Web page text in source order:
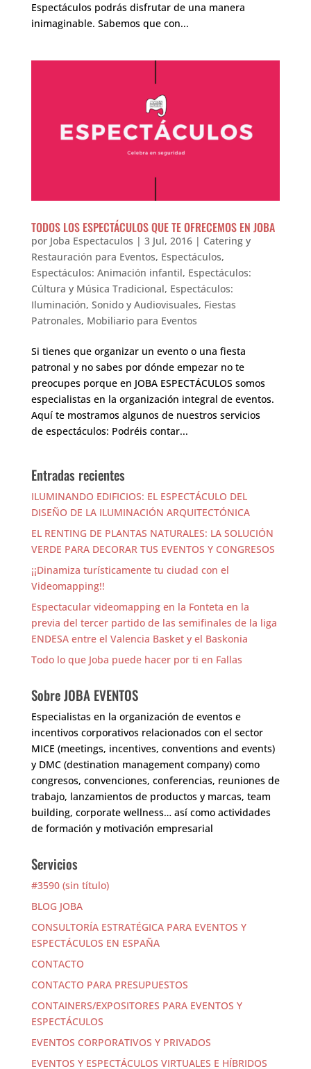
Espectáculos podrás disfrutar de una manera
inimaginable. Sabemos que con...
TODOS LOS ESPECTÁCULOS QUE TE OFRECEMOS EN JOBA
por Joba Espectaculos | 3 Jul, 2016| Catering y
Restauración para Eventos, Espectáculos,
Espectáculos: Animación infantil, Espectáculos:
Cúltura y Música Tradicional, Espectáculos:
Iluminación, Sonido y Audiovisuales, Fiestas
Patronales, Mobiliario para Eventos
Si tienes que organizar un evento o una fiesta
patronal y no sabes por dónde empezar no te
preocupes porque en JOBA ESPECTÁCULOS somos
especialistas en la organización integral de eventos.
Aquí te mostramos algunos de nuestros servicios
de espectáculos: Podréis contar...
Entradas recientes
ILUMINANDO EDIFICIOS: EL ESPECTÁCULO DEL
DISEÑO DE LA ILUMINACIÓN ARQUITECTÓNICA
EL RENTING DE PLANTAS NATURALES: LA SOLUCIÓN
VERDE PARA DECORAR TUS EVENTOS Y CONGRESOS
¡¡Dinamiza turísticamente tu ciudad con el
Videomapping!!
Espectacular videomapping en la Fonteta en la
previa del tercer partido de las semifinales de la liga
ENDESA entre el Valencia Basket y el Baskonia
Todo lo que Joba puede hacer por ti en Fallas
Sobre JOBA EVENTOS
Especialistas en la organización de eventos e
incentivos corporativos relacionados con el sector
MICE (meetings, incentives, conventions and events)
y DMC (destination management company) como
congresos, convenciones, conferencias, reuniones de
trabajo, lanzamientos de productos y marcas, team
building, corporate wellness… así como actividades
de formación y motivación empresarial
Servicios
#3590 (sin título)
BLOG JOBA
CONSULTORÍA ESTRATÉGICA PARA EVENTOS Y
ESPECTÁCULOS EN ESPAÑA
CONTACTO
CONTACTO PARA PRESUPUESTOS
CONTAINERS/EXPOSITORES PARA EVENTOS Y
ESPECTÁCULOS
EVENTOS CORPORATIVOS Y PRIVADOS
EVENTOS Y ESPECTÁCULOS VIRTUALES E HÍBRIDOS